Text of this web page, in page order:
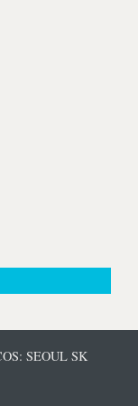
SEOUL SK